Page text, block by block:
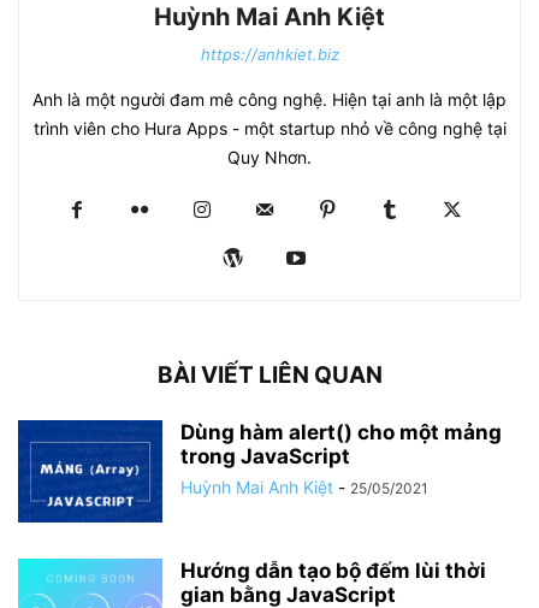
Huỳnh Mai Anh Kiệt
https://anhkiet.biz
Anh là một người đam mê công nghệ. Hiện tại anh là một lập
trình viên cho Hura Apps - một startup nhỏ về công nghệ tại
Quy Nhơn.
BÀI VIẾT LIÊN QUAN
Dùng hàm alert() cho một mảng
trong JavaScript
Huỳnh Mai Anh Kiệt - 25/05/2021
Hướng dẫn tạo bộ đếm lùi thời
gian bằng JavaScript